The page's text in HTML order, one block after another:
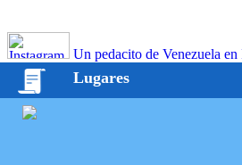
Un pedacito de Venezuela en
Lugares